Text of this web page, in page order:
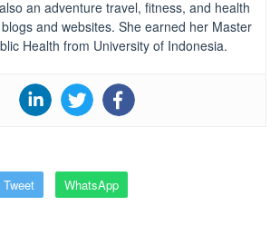
an adventure travel, fitness, and health
and websites. She earned her Master
Health from University of Indonesia.
Tweet WhatsApp